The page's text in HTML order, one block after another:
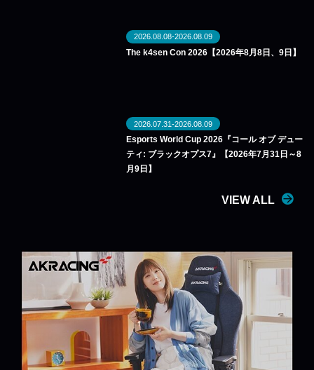
2026.08.08-2026.08.09
The k4sen Con 2026【2026年8月8日、9日】
2026.07.31-2026.08.09
Esports World Cup 2026『コール オブ デュー
ティ: ブラックオプス7』【2026年7月31日～8
月9日】
VIEW ALL